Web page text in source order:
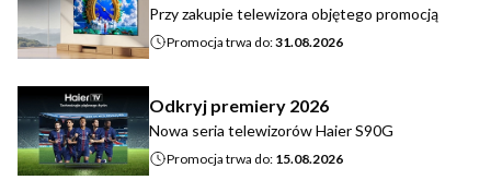
Przy zakupie telewizora objętego promocją
Promocja trwa do:31.08.2026
Odkryj premiery 2026
Nowa seria telewizorów Haier S90G
Promocja trwa do: 15.08.2026